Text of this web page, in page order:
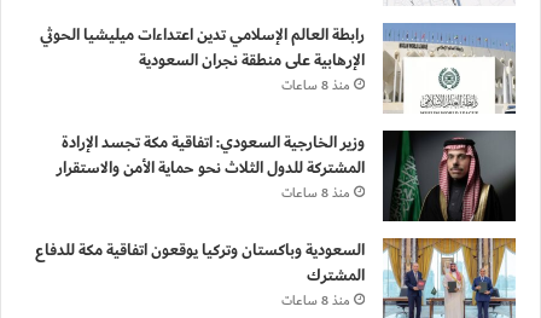
رابطة العالم الإسلامي تدين اعتداءات ميليشيا الحوثي
الإرهابية على منطقة نجران السعودية
منذ 8 ساعات
وزير الخارجية السعودي: اتفاقية مكة تجسد الإرادة
المشتركة للدول الثلاث نحو حماية الأمن والاستقرار
منذ 8 ساعات
السعودية وباكستان وتركيا يوقعون اتفاقية مكة للدفاع
المشترك
منذ 8 ساعات